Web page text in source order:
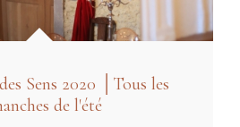
Sens 2020 │Tous les
de l'été